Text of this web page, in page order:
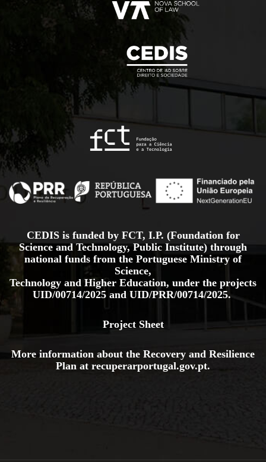
CEDIS is funded by FCT, I.P. (Foundation for
Science and Technology, Public Institute) through
national funds from the Portuguese Ministry of
Science,
Technology and Higher Education, under the projects
UID/00714/2025 and UID/PRR/00714/2025.
Project Sheet
More information about the Recovery and Resilience
Plan at recuperarportugal.gov.pt.